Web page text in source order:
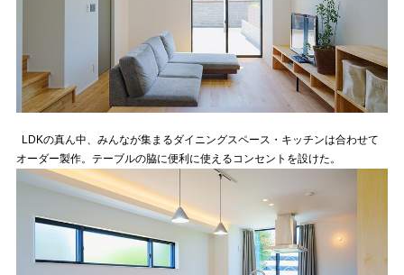
LDKの真ん中、みんなが集まるダイニングスペース・キッチンは合わせて
オーダー製作。テーブルの脇に便利に使えるコンセントを設けた。